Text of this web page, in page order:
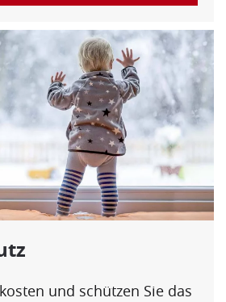
und schützen Sie das